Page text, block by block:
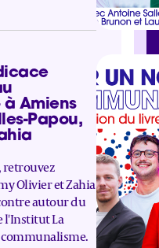
Amiens
Papou,
retrouvez
Olivier et Zahia
autour du
l'Institut La
communalisme.